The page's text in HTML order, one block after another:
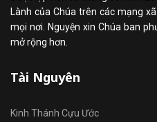
Lành của Chúa trên các mạng
mọi nơi. Nguyện xin Chúa ban
mở rộng hơn.
Tài Nguyên
Kinh Thánh Cựu Ước